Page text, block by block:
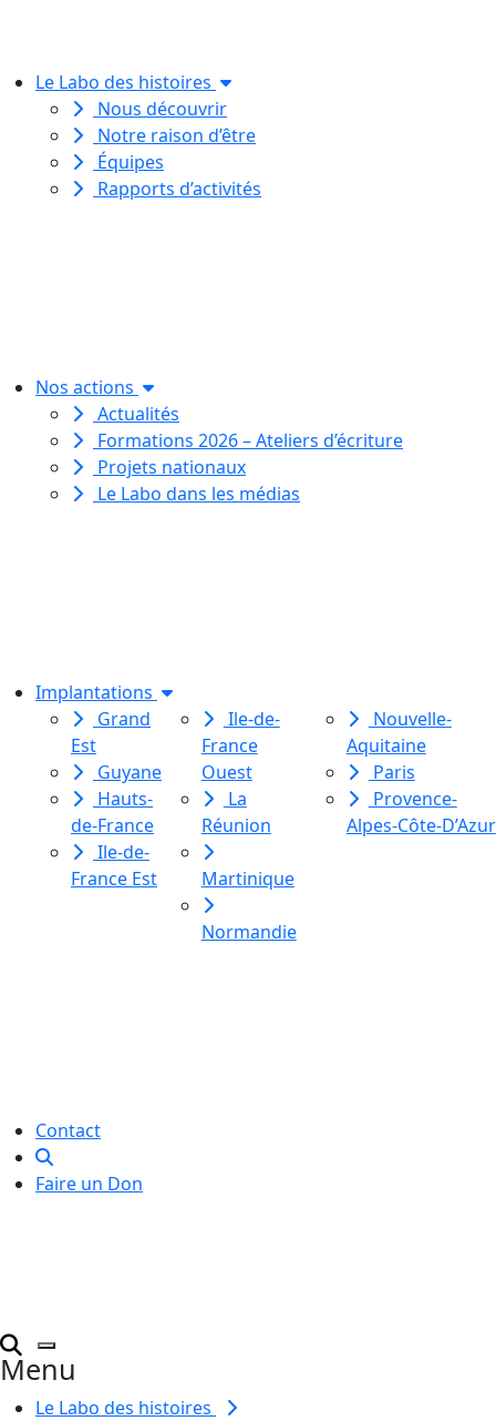
Le Labo des histoires
Nous découvrir
Notre raison d’être
Équipes
Rapports d’activités
Nos actions
Actualités
Formations 2026 – Ateliers d’écriture
Projets nationaux
Le Labo dans les médias
Implantations
Grand
Est
Guyane
Hauts-
de-France
Ile-de-
France Est
Ile-de-
France
Ouest
La
Réunion
Martinique
Normandie
Nouvelle-
Aquitaine
Paris
Provence-
Alpes-Côte-D’Azur
Contact
Faire un Don
Menu
Le Labo des histoires